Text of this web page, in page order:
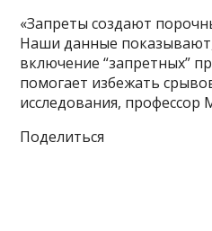
«Запреты создают
Наши данные
включение “запретных”
помогает избежать
исследования, профессор
Поделиться